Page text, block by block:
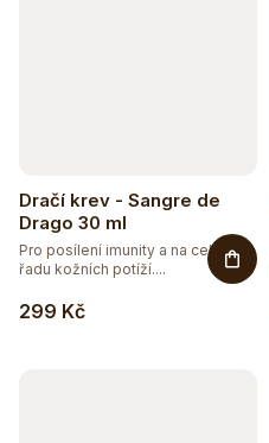
Dračí krev - Sangre de
Drago 30 ml
299 Kč
Pro posílení imunity a na celou
řadu kožních potíží....